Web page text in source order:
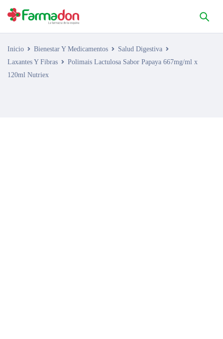
Inicio Bienestar Y Medicamentos
Salud Digestiva
Laxantes Y Fibras
Polimais Lactulosa Sabor Papaya 667mg/ml x
120ml Nutriex